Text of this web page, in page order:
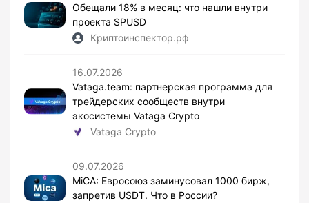
Обещали 18% в месяц: что нашли внутри
проекта SPUSD
Криптоинспектор.рф
16.07.2026
Vataga.team: партнерская программа для
трейдерских сообществ внутри
экосистемы Vataga Crypto
Vataga Crypto
09.07.2026
MiCA: Евросоюз заминусовал 1000 бирж,
запретив USDT. Что в России?